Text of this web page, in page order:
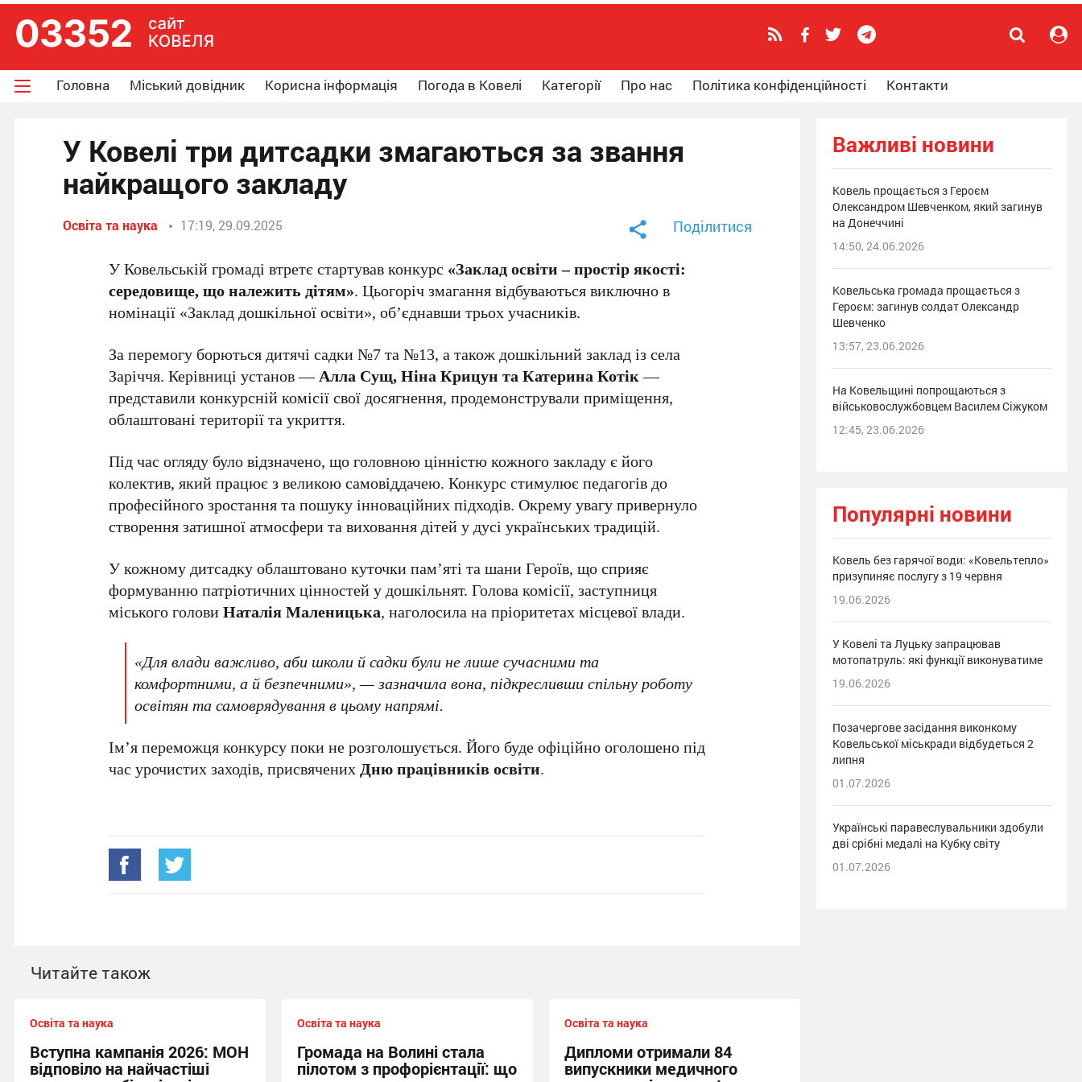
Головна Міський довідник Корисна інформація Погода в Ковелі Категорії Про нас Політика конфіденційності Контакти
У Ковелі три дитсадки змагаються за звання
найкращого закладу
Освіта та наука 17:19, 29.09.2025 Поділитися
У Ковельській громаді втретє стартував конкурс «Заклад освіти – простір якості:
середовище, що належить дітям». Цьогоріч змагання відбуваються виключно в
номінації «Заклад дошкільної освіти», об’єднавши трьох учасників.
За перемогу борються дитячі садки №7 та №13, а також дошкільний заклад із села
Заріччя. Керівниці установ —Алла Сущ, Ніна Крицун та Катерина Котік—
представили конкурсній комісії свої досягнення, продемонстрували приміщення,
облаштовані території та укриття.
Під час огляду було відзначено, що головною цінністю кожного закладу є його
колектив, який працює з великою самовіддачею. Конкурс стимулює педагогів до
професійного зростання та пошуку інноваційних підходів. Окрему увагу привернуло
створення затишної атмосфери та виховання дітей у дусі українських традицій.
У кожному дитсадку облаштовано куточки пам’яті та шани Героїв, що сприяє
формуванню патріотичних цінностей у дошкільнят. Голова комісії, заступниця
міського головиНаталія Маленицька, наголосила на пріоритетах місцевої влади.
«Для влади важливо, аби школи й садки були не лише сучасними та
комфортними, а й безпечними», — зазначила вона, підкресливши спільну роботу
освітян та самоврядування в цьому напрямі.
Ім’я переможця конкурсу поки не розголошується. Його буде офіційно оголошено під
час урочистих заходів, присвяченихДню працівників освіти.
Читайте також
Освіта та наука
Вступна кампанія 2026: МОН
відповіло на найчастіші
Освіта та наука
Громада на Волині стала
пілотом з профорієнтації: що
Освіта та наука
Дипломи отримали 84
випускники медичного
Важливі новини
Ковель прощається з Героєм
Олександром Шевченком, який загинув
на Донеччині
14:50, 24.06.2026
Ковельська громада прощається з
Героєм: загинув солдат Олександр
Шевченко
13:57, 23.06.2026
На Ковельщині попрощаються з
військовослужбовцем Василем Сіжуком
12:45, 23.06.2026
Популярні новини
Ковель без гарячої води: «Ковельтепло»
призупиняє послугу з 19 червня
19.06.2026
У Ковелі та Луцьку запрацював
мотопатруль: які функції виконуватиме
19.06.2026
Позачергове засідання виконкому
Ковельської міськради відбудеться 2
липня
01.07.2026
Українські паравеслувальники здобули
дві срібні медалі на Кубку світу
01.07.2026